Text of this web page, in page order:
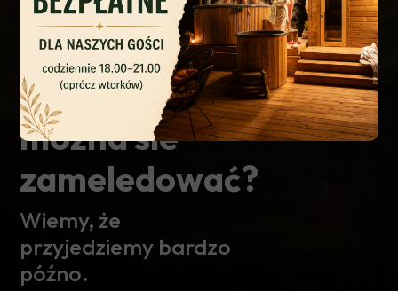
Do której
godziny
można sie
zameledować?
Wiemy, że
przyjedziemy bardzo
późno.